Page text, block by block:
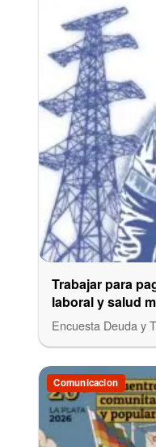
Trabajar para
laboral y salud
Encuesta Deuda y
Comunicacion